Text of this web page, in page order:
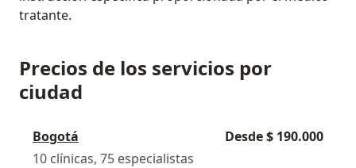
tratante.
Precios de los servicios por
ciudad
Bogotá
Desde $ 190.000
10 clínicas, 75 especialistas